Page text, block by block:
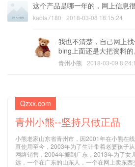
这个产品是哪一年的，网上信息
kaola7180 2018-03-08 18:15:24
我也不清楚，自己网上
bing上面还是大把资料的
青州小熊 2018-03-09
Qzxx.com
青州小熊--坚持只做正品
小熊老家山东省青州市，因2001年在小熊在
直使用至今，2003年为了生计带着老婆孩子
网络销售，2004年搬到广东，2013年为了女
远，一个在广东的山东人，一个在网上卖东西